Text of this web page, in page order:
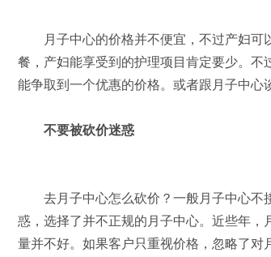
月子中心的价格并不便宜，不过产妇可
餐，产妇能享受到的护理项目肯定要少。
能争取到一个优惠的价格。或者跟月子中心
不要被砍价迷惑
去月子中心怎么砍价？一般月子中心不接
惑，选择了并不正规的月子中心。近些年
量并不好。如果客户只重视价格，忽略了对